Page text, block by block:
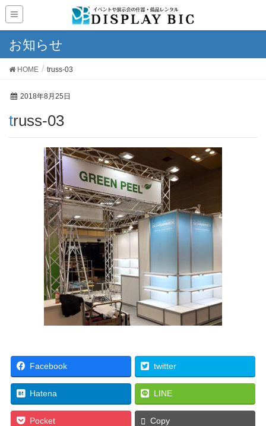
お知らせ
HOME truss-03
2018年8月25日
truss-03
Facebook twitter
Hatena LINE
Pocket Copy